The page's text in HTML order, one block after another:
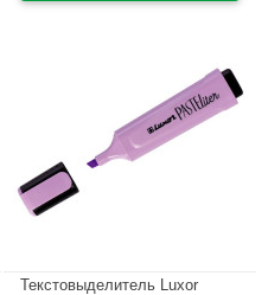
Текстовыделитель Luxor